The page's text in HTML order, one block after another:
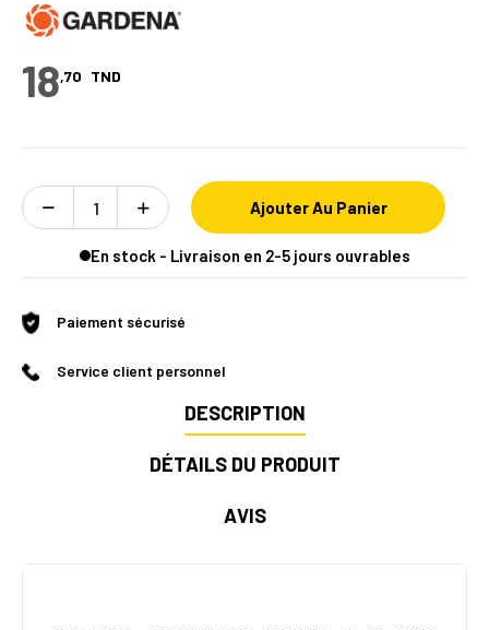
18,70 TND
Ajouter Au Panier
En stock - Livraison en 2-5 jours ouvrables
Paiement sécurisé
Service client personnel
DESCRIPTION
DÉTAILS DU PRODUIT
AVIS